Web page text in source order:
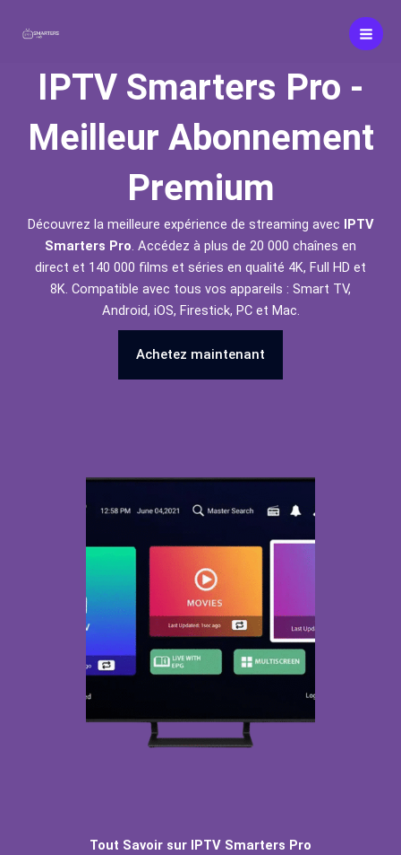
IPTV Smarters Pro -
Meilleur Abonnement
Premium
Découvrez la meilleure expérience de streaming avec IPTV
Smarters Pro. Accédez à plus de 20 000 chaînes en
direct et 140 000 films et séries en qualité 4K, Full HD et
8K. Compatible avec tous vos appareils : Smart TV,
Android, iOS, Firestick, PC et Mac.
Achetez maintenant
Tout Savoir sur IPTV Smarters Pro